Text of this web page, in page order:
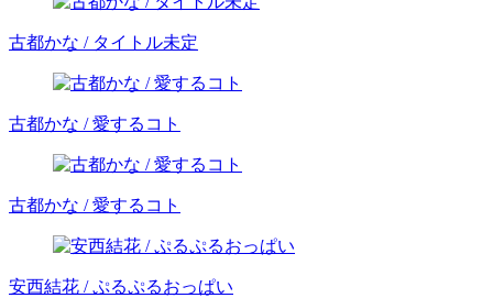
古都かな / タイトル未定
古都かな / 愛するコト
古都かな / 愛するコト
安西結花 / ぷるぷるおっぱい